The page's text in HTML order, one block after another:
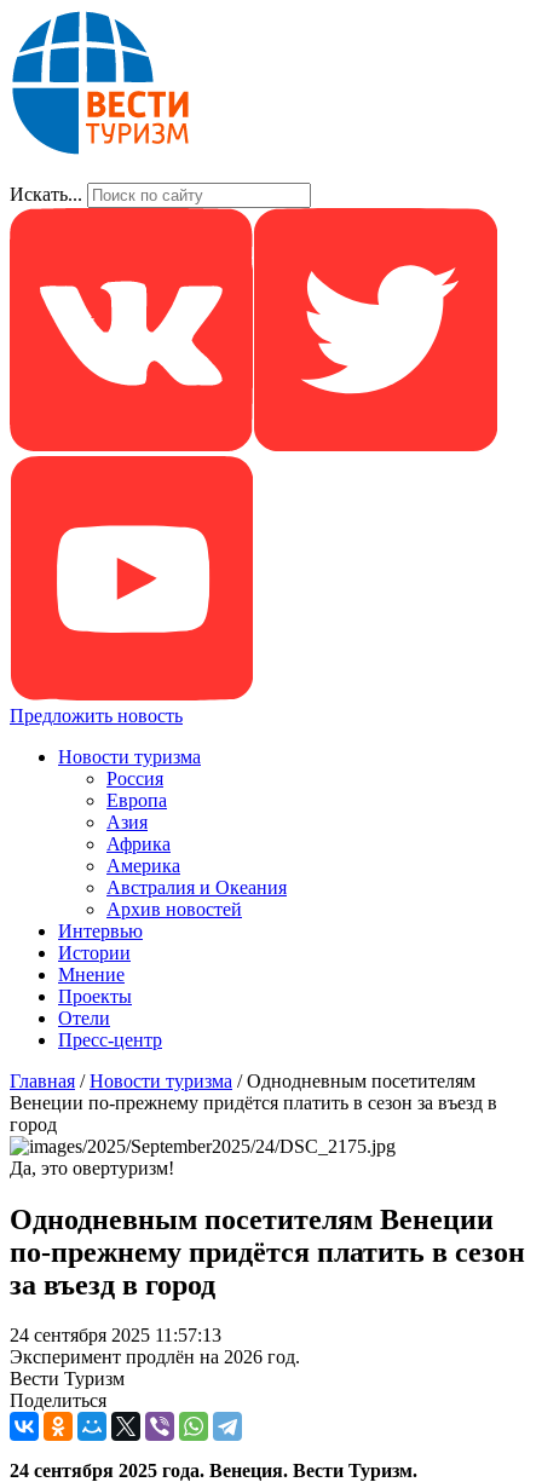
Искать...
Предложить новость
Новости туризма
Россия
Европа
Азия
Африка
Америка
Австралия и Океания
Архив новостей
Интервью
Истории
Мнение
Проекты
Отели
Пресс-центр
Главная /Новости туризма /Однодневным посетителям
Венеции по-прежнему придётся платить в сезон за въезд в
город
Да, это овертуризм!
Однодневным посетителям Венеции
по-прежнему придётся платить в сезон
за въезд в город
24 сентября 2025 11:57:13
Эксперимент продлён на 2026 год.
Вести Туризм
Поделиться
24 сентября 2025 года. Венеция. Вести Туризм.